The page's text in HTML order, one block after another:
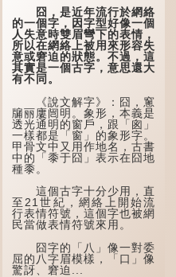
囧，是近年流行於網絡
的一個字，因字型好像一個
人失意時雙眉彎下的表情，
所以在網絡上被用來形容失
意或窘迫的狀態。不過，這
其實是一個古字，意思還大
有不同。
《說文解字》：囧，窻
牖丽廔闿明。象形，本義是
透光通明的窗戶，跟「囪」
一樣都是「窗」的象形字。
甲骨文中又用作地名，古書
中的「黍于囧」表示在囧地
種黍。
這個古字十分少用，直
至21世紀，網絡上開始流
行表情符號，這個字也被網
民當做表情符號來用。
囧字的「八」像一對委
屈的八字眉模樣，「口」像
驚訝、窘迫...